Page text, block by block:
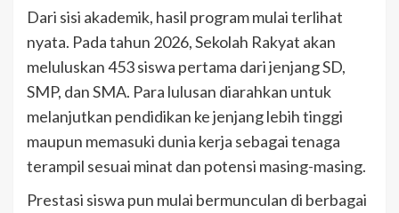
Dari sisi akademik, hasil program mulai terlihat
nyata. Pada tahun 2026, Sekolah Rakyat akan
meluluskan 453 siswa pertama dari jenjang SD,
SMP, dan SMA. Para lulusan diarahkan untuk
melanjutkan pendidikan ke jenjang lebih tinggi
maupun memasuki dunia kerja sebagai tenaga
terampil sesuai minat dan potensi masing-masing.
Prestasi siswa pun mulai bermunculan di berbagai